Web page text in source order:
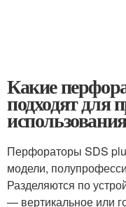
Какие
подходят для
использования
Перфораторы SDS
модели,
Разделяются по
— вертикальное или